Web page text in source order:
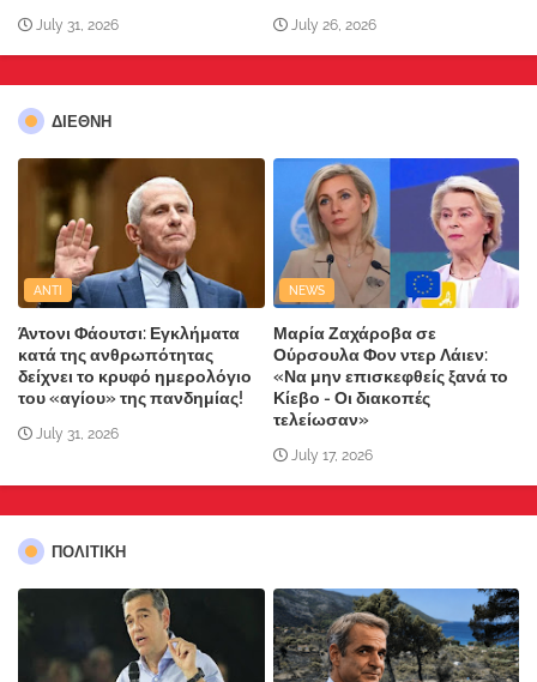
July 31, 2026 July 26, 2026
ΔΙΕΘΝΗ
ANTI
Άντονι Φάουτσι: Εγκλήματα
κατά της ανθρωπότητας
δείχνει το κρυφό ημερολόγιο
του «αγίου» της πανδημίας!
July 31, 2026
NEWS
Μαρία Ζαχάροβα σε
Ούρσουλα Φον ντερ Λάιεν:
«Να μην επισκεφθείς ξανά το
Κίεβο - Οι διακοπές
τελείωσαν»
July 17, 2026
ΠΟΛΙΤΙΚΗ